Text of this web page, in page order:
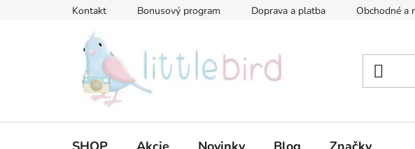
Kontakt Bonusový program Doprava a platba Obchodné a